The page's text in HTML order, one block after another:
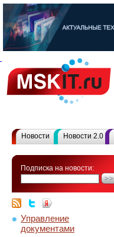
Новости Новости 2.0
Подписка на новости:
Управление
документами